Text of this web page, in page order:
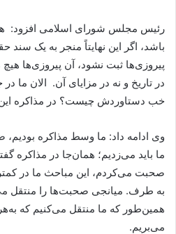
رئیس مجلس شورای اسلامی افزود:
باشد، اگر این نهایتاً منجر به یک
پیروزی‌ها ثبت نشود، آن پیروزی‌ها هیچ
خب دستاوردش چیست؟ در مذاکره
وی ادامه داد: ما وسط مذاکره
ما باید می‌زدیم؛ همان‌جا در مذاکره
صحبت می‌کردم، این مباحث ما در
به طرف. میانجی صحبت‌ها را منتقل
همین‌طور که ما منتقل می‌کنیم که
می‌بریم.